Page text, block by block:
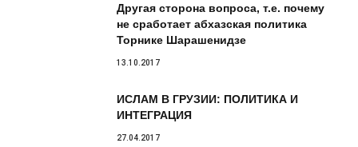
Другая сторона вопроса, т.е. почему
не сработает абхазская политика
Торнике Шарашенидзе
13.10.2017
ИСЛАМ В ГРУЗИИ: ПОЛИТИКА И
ИНТЕГРАЦИЯ
27.04.2017